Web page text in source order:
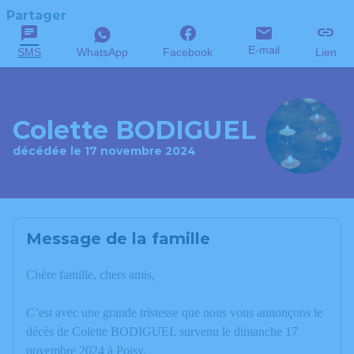
Partager
SMS WhatsApp Facebook E-mail Lien
Colette BODIGUEL
décédée le 17 novembre 2024
Message de la famille
Chère famille, chers amis,
C’est avec une grande tristesse que nous vous annonçons le
décès de Colette BODIGUEL survenu le dimanche 17
novembre 2024 à Poisy.